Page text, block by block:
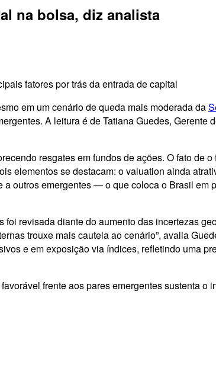
na bolsa, diz analista
fatores por trás da entrada de capital
em um cenário de queda mais moderada da
A leitura é de Tatiana Guedes, Gerente
resgates em fundos de ações. O fato de
elementos se destacam: o valuation ainda
outros emergentes — o que coloca o Brasil em
revisada diante do aumento das incertezas
trouxe mais cautela ao cenário”, avalia
e em exposição via índices, refletindo uma
frente aos pares emergentes sustenta o